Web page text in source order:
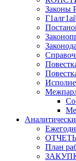
Законы
План